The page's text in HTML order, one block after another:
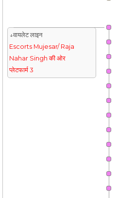
↓वायलेट लाइन
Escorts Mujesar/ Raja
Nahar Singh की ओर
प्लेटफार्म 3